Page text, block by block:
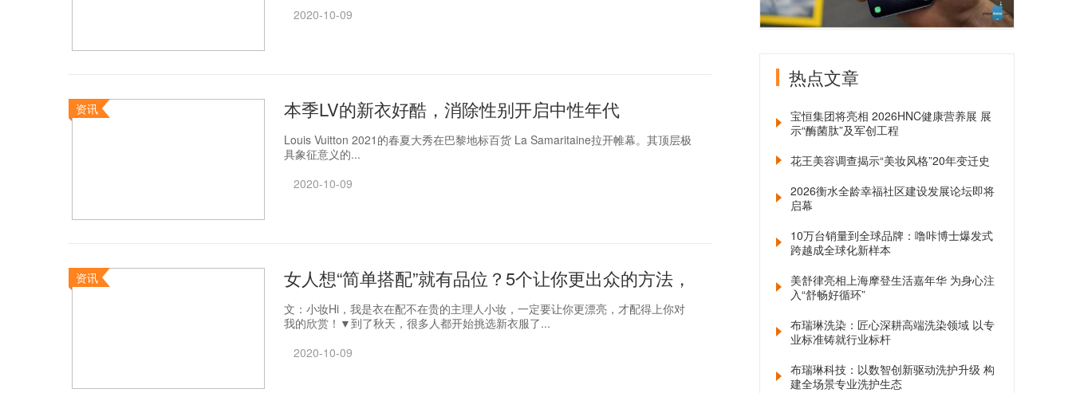
2020-10-09
资讯 本季LV的新衣好酷，消除性别开启中性年代
Louis Vuitton 2021的春夏大秀在巴黎地标百货 La Samaritaine拉开帷幕。其顶层极
具象征意义的...
2020-10-09
资讯 女人想“简单搭配”就有品位？5个让你更出众的方法，
文：小妆Hi，我是衣在配不在贵的主理人小妆，一定要让你更漂亮，才配得上你对
我的欣赏！▼到了秋天，很多人都开始挑选新衣服了...
2020-10-09
热点文章
宝恒集团将亮相 2026HNC健康营养展 展
示“酶菌肽”及军创工程
花王美容调查揭示“美妆风格”20年变迁史
2026衡水全龄幸福社区建设发展论坛即将
启幕
10万台销量到全球品牌：噜咔博士爆发式
跨越成全球化新样本
美舒律亮相上海摩登生活嘉年华 为身心注
入“舒畅好循环”
布瑞琳洗染：匠心深耕高端洗染领域 以专
业标准铸就行业标杆
布瑞琳科技：以数智创新驱动洗护升级 构
建全场景专业洗护生态